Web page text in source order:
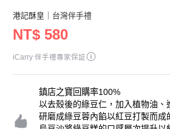
港記酥皇 ｜台灣伴手禮
NT$ 580
iCarry 伴手禮專家保証
鎮店之寶回購率100%
以去殼後的綠豆仁，加入植物油、
研磨成綠豆蓉內餡以紅豆打製而成